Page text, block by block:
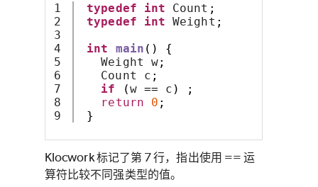
1
2
3
4
5
6
7
8
typedef int Count ;
typedef
int Weight ;
int
main ()
{
Weight w;
Count c ;
if
(w == c )
;
return
0 ;
}
Klocwork标记了第 7 行，指出使用 == 运
算符比较不同强类型的值。